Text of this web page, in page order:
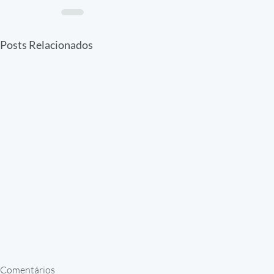
Posts Relacionados
Comentários